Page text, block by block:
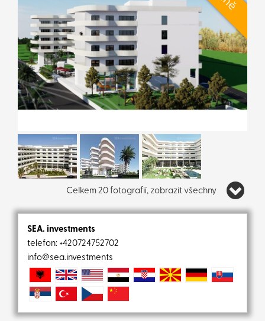
Celkem 20 fotografií, zobrazit všechny
SEA. investments
telefon: +420724752702
info@sea.investments